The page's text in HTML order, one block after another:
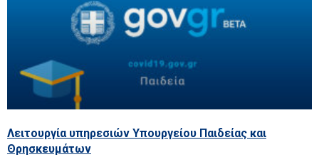
Λειτουργία υπηρεσιών Υπουργείου Παιδείας και
Θρησκευμάτων